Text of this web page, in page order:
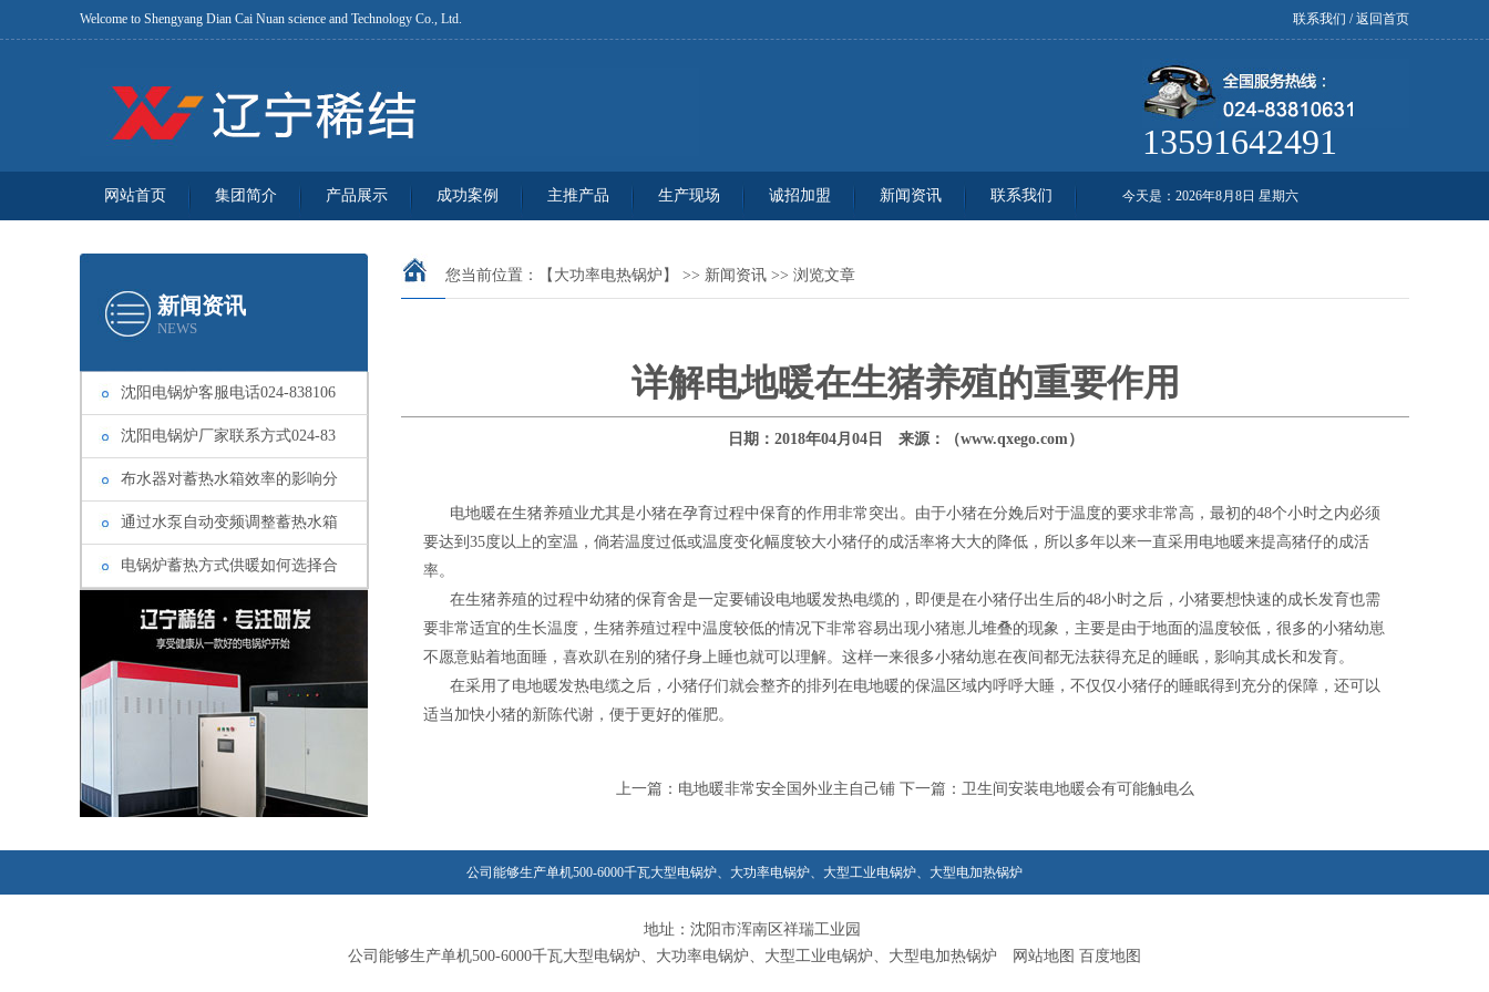
Welcome to Shengyang Dian Cai Nuan science and Technology Co., Ltd. 联系我们 /返回首页
13591642491
网站首页 集团简介 产品展示 成功案例 主推产品 生产现场 诚招加盟 新闻资讯 联系我们 今天是： 2026年8月8日 星期六
新闻资讯
NEWS
沈阳电锅炉客服电话024-838106
沈阳电锅炉厂家联系方式024-83
布水器对蓄热水箱效率的影响分
通过水泵自动变频调整蓄热水箱
电锅炉蓄热方式供暖如何选择合
您当前位置： 【大功率电热锅炉】 >> 新闻资讯 >> 浏览文章
详解电地暖在生猪养殖的重要作用
日期：2018年04月04日 来源：（www.qxego.com）
电地暖在生猪养殖业尤其是小猪在孕育过程中保育的作用非常突出。由于小猪在分娩后对于温度的要求非常高，最初的48个小时之内必须
要达到35度以上的室温，倘若温度过低或温度变化幅度较大小猪仔的成活率将大大的降低，所以多年以来一直采用电地暖来提高猪仔的成活
率。
在生猪养殖的过程中幼猪的保育舍是一定要铺设电地暖发热电缆的，即便是在小猪仔出生后的48小时之后，小猪要想快速的成长发育也需
要非常适宜的生长温度，生猪养殖过程中温度较低的情况下非常容易出现小猪崽儿堆叠的现象，主要是由于地面的温度较低，很多的小猪幼崽
不愿意贴着地面睡，喜欢趴在别的猪仔身上睡也就可以理解。这样一来很多小猪幼崽在夜间都无法获得充足的睡眠，影响其成长和发育。
在采用了电地暖发热电缆之后，小猪仔们就会整齐的排列在电地暖的保温区域内呼呼大睡，不仅仅小猪仔的睡眠得到充分的保障，还可以
适当加快小猪的新陈代谢，便于更好的催肥。
上一篇： 电地暖非常安全国外业主自己铺 下一篇： 卫生间安装电地暖会有可能触电么
公司能够生产单机500-6000千瓦大型电锅炉、大功率电锅炉、大型工业电锅炉、大型电加热锅炉
地址：沈阳市浑南区祥瑞工业园
公司能够生产单机500-6000千瓦大型电锅炉、大功率电锅炉、大型工业电锅炉、大型电加热锅炉
网站地图 百度地图